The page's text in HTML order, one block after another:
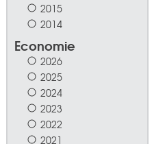
2015
2014
Economie
2026
2025
2024
2023
2022
2021